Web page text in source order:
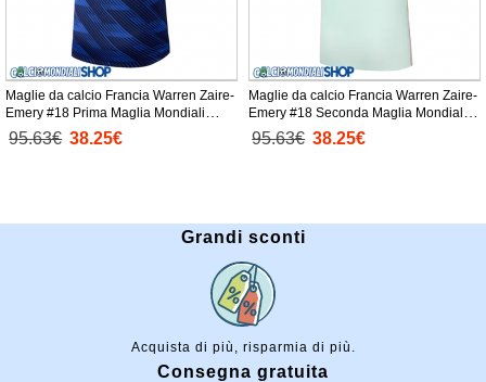
Maglie da calcio Francia Warren Zaire-
Emery #18 Prima Maglia Mondiali
2026 Manica Corta
95.63€ 38.25€
Maglie da calcio Francia Warren Zaire-
Emery #18 Seconda Maglia Mondiali
2026 Manica Corta
95.63€ 38.25€
Grandi sconti
Acquista di più, risparmia di più.
Consegna gratuita